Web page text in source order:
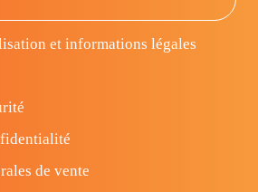
et informations légales
de vente